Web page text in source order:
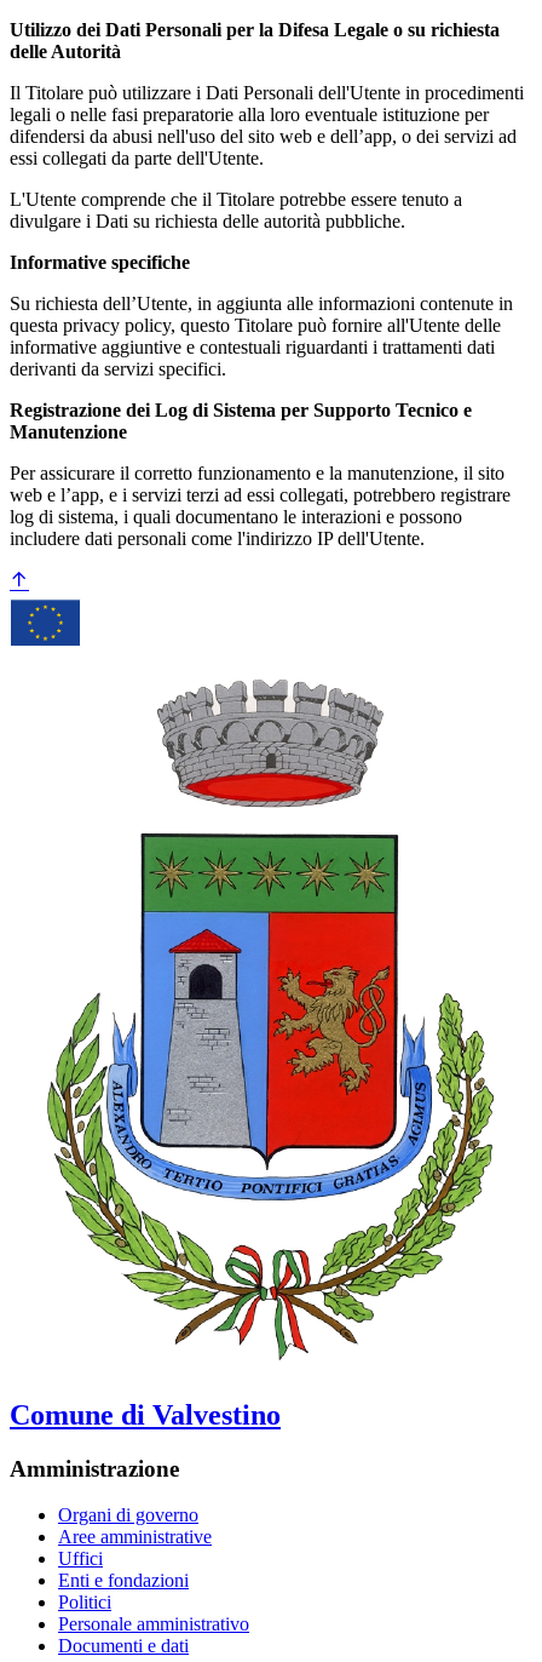
Utilizzo dei Dati Personali per la Difesa Legale o su richiesta
delle Autorità
Il Titolare può utilizzare i Dati Personali dell'Utente in procedimenti
legali o nelle fasi preparatorie alla loro eventuale istituzione per
difendersi da abusi nell'uso del sito web e dell’app, o dei servizi ad
essi collegati da parte dell'Utente.
L'Utente comprende che il Titolare potrebbe essere tenuto a
divulgare i Dati su richiesta delle autorità pubbliche.
Informative specifiche
Su richiesta dell’Utente, in aggiunta alle informazioni contenute in
questa privacy policy, questo Titolare può fornire all'Utente delle
informative aggiuntive e contestuali riguardanti i trattamenti dati
derivanti da servizi specifici.
Registrazione dei Log di Sistema per Supporto Tecnico e
Manutenzione
Per assicurare il corretto funzionamento e la manutenzione, il sito
web e l’app, e i servizi terzi ad essi collegati, potrebbero registrare
log di sistema, i quali documentano le interazioni e possono
includere dati personali come l'indirizzo IP dell'Utente.
Comune di Valvestino
Amministrazione
Organi di governo
Aree amministrative
Uffici
Enti e fondazioni
Politici
Personale amministrativo
Documenti e dati